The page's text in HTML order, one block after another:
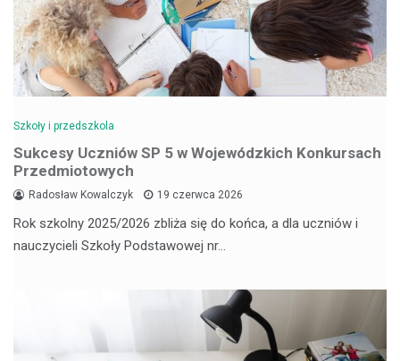
Szkoły i przedszkola
Sukcesy Uczniów SP 5 w Wojewódzkich Konkursach
Przedmiotowych
Radosław Kowalczyk 19 czerwca 2026
Rok szkolny 2025/2026 zbliża się do końca, a dla uczniów i
nauczycieli Szkoły Podstawowej nr…